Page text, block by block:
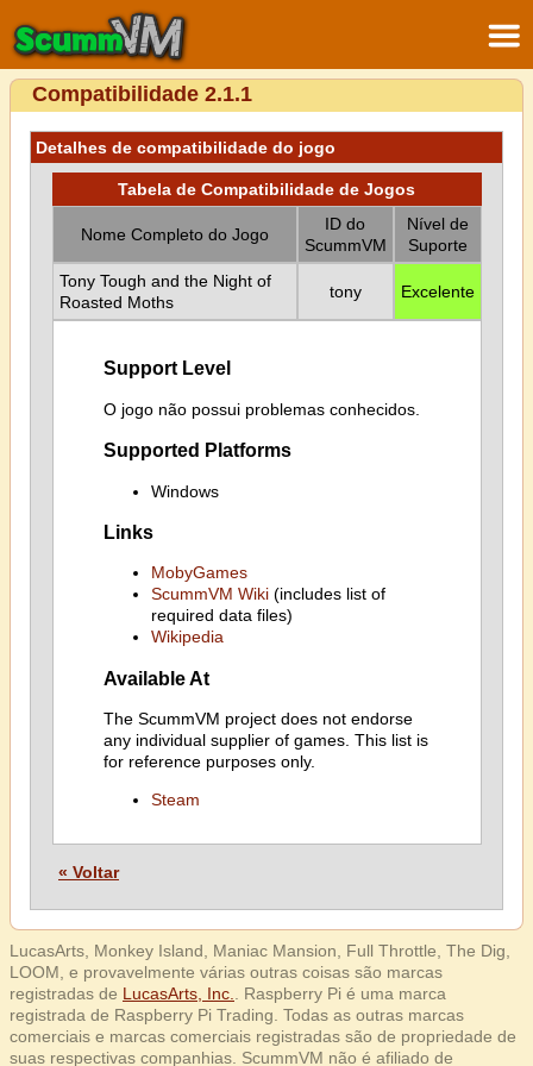
Compatibilidade 2.1.1
Detalhes de compatibilidade do jogo
Tabela de Compatibilidade de Jogos
Nome Completo do Jogo
ID do
ScummVM
Nível de
Suporte
Tony Tough and the Night of
Roasted Moths
tony Excelente
Support Level
O jogo não possui problemas conhecidos.
Supported Platforms
Windows
Links
MobyGames
ScummVM Wiki(includes list of
required data files)
Wikipedia
Available At
The ScummVM project does not endorse
any individual supplier of games. This list is
for reference purposes only.
Steam
« Voltar
LucasArts, Monkey Island, Maniac Mansion, Full Throttle, The Dig,
LOOM, e provavelmente várias outras coisas são marcas
registradas de LucasArts, Inc.
. Raspberry Pi é uma marca
registrada de Raspberry Pi Trading. Todas as outras marcas
comerciais e marcas comerciais registradas são de propriedade de
suas respectivas companhias. ScummVM não é afiliado de